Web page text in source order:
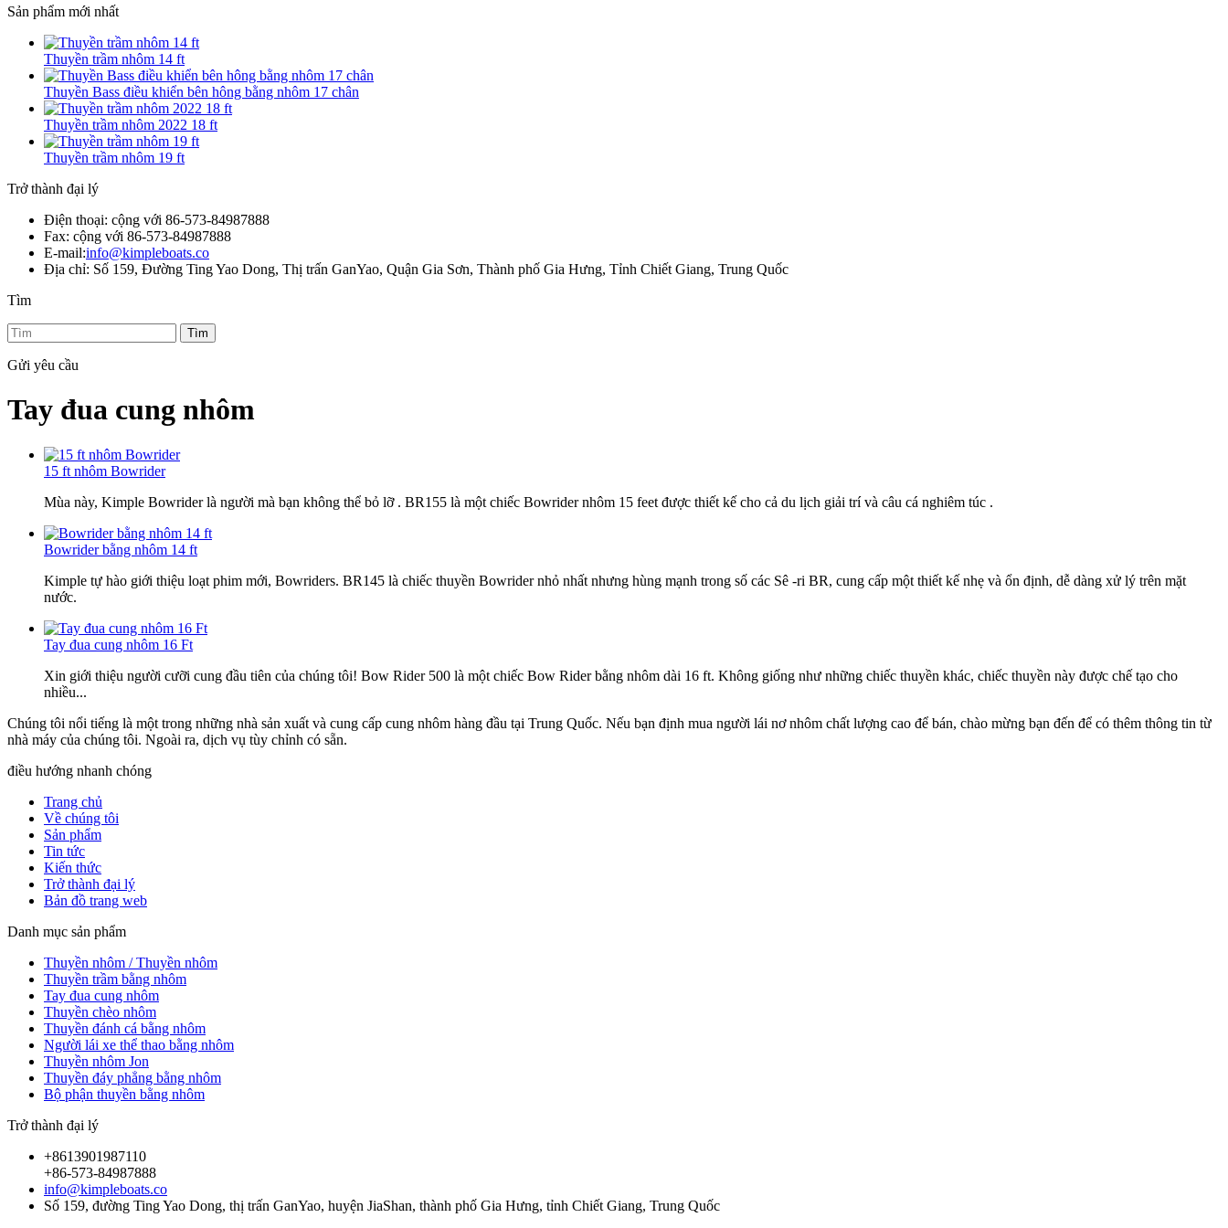
Sản phẩm mới nhất
Thuyền trầm nhôm 14 ft
Thuyền Bass điều khiển bên hông bằng nhôm 17 chân
Thuyền trầm nhôm 2022 18 ft
Thuyền trầm nhôm 19 ft
Trở thành đại lý
Điện thoại: cộng với 86-573-84987888
Fax: cộng với 86-573-84987888
E-mail:info@kimpleboats.co
Địa chỉ: Số 159, Đường Ting Yao Dong, Thị trấn GanYao, Quận Gia Sơn, Thành phố Gia Hưng, Tỉnh Chiết Giang, Trung Quốc
Tìm
Tìm
Gửi yêu cầu
Tay đua cung nhôm
15 ft nhôm Bowrider
Mùa này, Kimple Bowrider là người mà bạn không thể bỏ lỡ . BR155 là một chiếc Bowrider nhôm 15 feet được thiết kế cho cả du lịch giải trí và câu cá nghiêm túc .
Bowrider bằng nhôm 14 ft
Kimple tự hào giới thiệu loạt phim mới, Bowriders. BR145 là chiếc thuyền Bowrider nhỏ nhất nhưng hùng mạnh trong số các Sê -ri BR, cung cấp một thiết kế nhẹ và ổn định, dễ dàng xử lý trên mặt
nước.
Tay đua cung nhôm 16 Ft
Xin giới thiệu người cưỡi cung đầu tiên của chúng tôi! Bow Rider 500 là một chiếc Bow Rider bằng nhôm dài 16 ft. Không giống như những chiếc thuyền khác, chiếc thuyền này được chế tạo cho
nhiều...
Chúng tôi nổi tiếng là một trong những nhà sản xuất và cung cấp cung nhôm hàng đầu tại Trung Quốc. Nếu bạn định mua người lái nơ nhôm chất lượng cao để bán, chào mừng bạn đến để có thêm thông tin từ
nhà máy của chúng tôi. Ngoài ra, dịch vụ tùy chỉnh có sẵn.
điều hướng nhanh chóng
Trang chủ
Về chúng tôi
Sản phẩm
Tin tức
Kiến thức
Trở thành đại lý
Bản đồ trang web
Danh mục sản phẩm
Thuyền nhôm / Thuyền nhôm
Thuyền trầm bằng nhôm
Tay đua cung nhôm
Thuyền chèo nhôm
Thuyền đánh cá bằng nhôm
Người lái xe thể thao bằng nhôm
Thuyền nhôm Jon
Thuyền đáy phẳng bằng nhôm
Bộ phận thuyền bằng nhôm
Trở thành đại lý
+8613901987110
+86-573-84987888
info@kimpleboats.co
Số 159, đường Ting Yao Dong, thị trấn GanYao, huyện JiaShan, thành phố Gia Hưng, tỉnh Chiết Giang, Trung Quốc